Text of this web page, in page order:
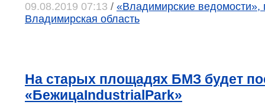
09.08.2019 07:13 / «Владимирские ведомости»,
Владимирская область
На старых площадях БМЗ будет
«БежицаIndustrialPark»